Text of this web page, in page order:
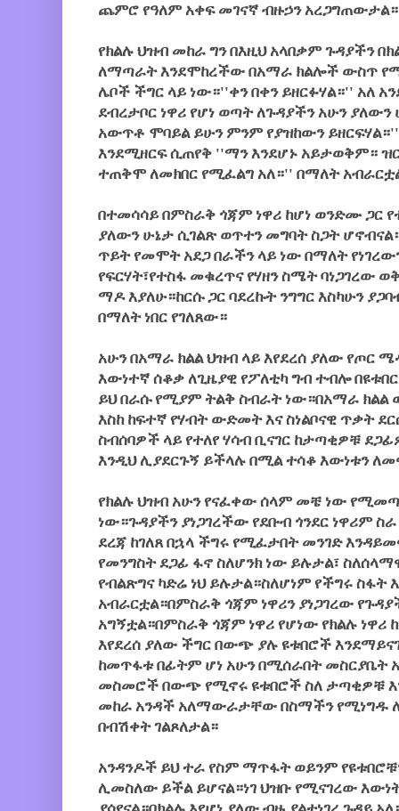
ጨምሮ የዓለም አቀፍ መገናኛ ብዙኃን አረጋግጠውታል።
የክልሉ ህዝብ መከራ ግን በእዚህ አላበቃም ጉዳያችን
ለማጣራት እንደሞከረችው በአማራ ክልሎች ውስጥ
ሌቦች ችግር ላይ ነው።''ቀን በቀን ይዘርፉሃል።'' አለ
ደብረታቦር ነዋሪ የሆነ ወጣት ለጉዳያችን አሁን
አውጥቶ ሞባይል ይሁን ምንም የያዝከውን
እንደሚዘርፍ ሲጠየቅ ''ማን እንደሆኑ አይታወቅም።
ተጠቅሞ ለመክበር የሚፈልግ አለ።'' በማለት
በተመሳሳይ በምስራቅ ጎጃም ነዋሪ ከሆነ ወንድሙ ጋር
ያለውን ሁኔታ ሲገልጽ ወጥተን መግባት ስጋት
ጥይት የመሞት አደጋ በራችን ላይ ነው በማለት
የፍርሃት፣የተስፋ መቁረጥና የሃዘን ስሜት ባነጋገረው
ማዶ እያለሁ።ከርሱ ጋር ባደረኩት ንግግር እስካሁን
በማለት ነበር የገለጸው።
አሁን በአማራ ክልል ህዝብ ላይ እየደረሰ ያለው የጦር
እውነተኛ ሰቆቃ ለጊዜያዊ የፖለቲካ ግብ ተብሎ
ይህ በራሱ የሚያም ትልቅ ስብራት ነው።በአማራ ክልል
እስከ ከፍተኛ የሃብት ውድመት እና ስነልቦናዊ ጥቃት
ስብሰባዎች ላይ የተለየ ሃሳብ ቢናገር ከታጣቂዎቹ
እንዲህ ሊያደርጉኝ ይችላሉ በሚል ተሳቆ እውነቱን
የክልሉ ህዝብ አሁን የናፈቀው ሰላም መቼ ነው
ነው።ጉዳያችን ያነጋገረችው የደቡብ ጎንደር ነዋሪም
ደረጃ ከገለጸ በኋላ ችግሩ የሚፈታበት መንገድ
የመንግስት ደጋፊ ፋኖ ስለሆንክ ነው ይሉታል፣
የብልጽግና ካድሬ ነህ ይሉታል።ስለሆነም የችግሩ ስፋት
አብራርቷል።በምስራቅ ጎጃም ነዋሪን ያነጋገረው
አግኝቷል።በምስራቅ ጎጃም ነዋሪ የሆነው የክልሉ ነዋሪ
እየደረሰ ያለው ችግር በውጭ ያሉ ዩቱበሮች
ከመጥፋቱ በፊትም ሆነ አሁን በሚሰራበት መስርያቤት
መስመሮች በውጭ የሚኖሩ ዩቱበሮች ስለ ታጣቂዎቹ
መከራ አንዳች አለማውራታቸው በስማችን የሚነግዱ
በብሽቀት ገልጾለታል።
አንዳንዶች ይህ ተራ የስም ማጥፋት ወይንም
ሊመስለው ይችል ይሆናል።ነገ ህዝቡ የሚናገረው